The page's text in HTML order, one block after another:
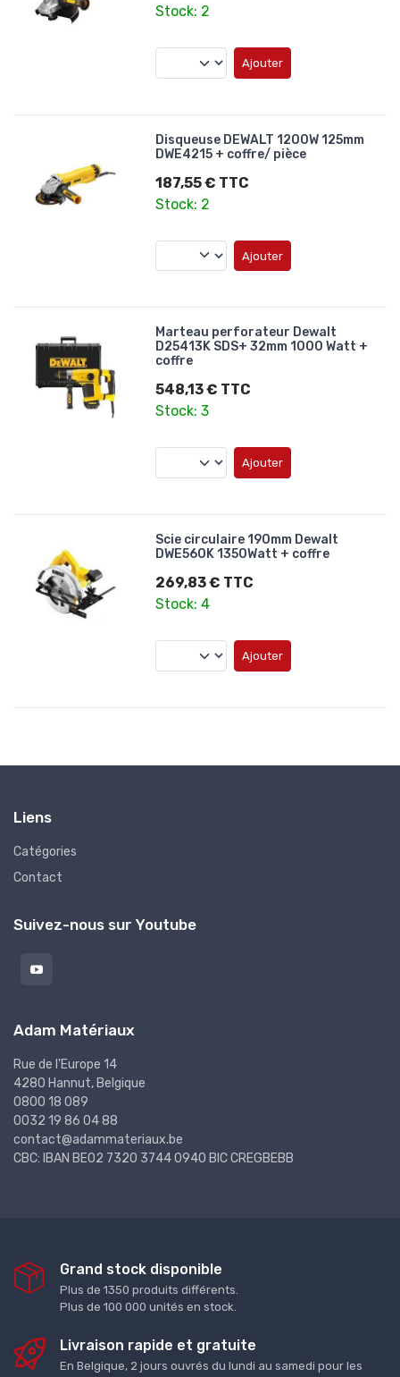
Stock: 2
Ajouter
Disqueuse DEWALT 1200W 125mm
DWE4215 + coffre/ pièce
187,55 € TTC
Stock: 2
Ajouter
Marteau perforateur Dewalt
D25413K SDS+ 32mm 1000 Watt +
coffre
548,13 € TTC
Stock: 3
Ajouter
Scie circulaire 190mm Dewalt
DWE560K 1350Watt + coffre
269,83 € TTC
Stock: 4
Ajouter
Liens
Catégories
Contact
Suivez-nous sur Youtube
Adam Matériaux
Rue de l'Europe 14
4280 Hannut, Belgique
0800 18 089
0032 19 86 04 88
contact@adammateriaux.be
CBC: IBAN BE02 7320 3744 0940 BIC CREGBEBB
Grand stock disponible
Plus de 1350 produits différents.
Plus de 100 000 unités en stock.
Livraison rapide et gratuite
En Belgique, 2 jours ouvrés du lundi au samedi pour les